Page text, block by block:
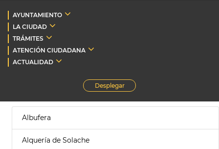
AYUNTAMIENTO
LA CIUDAD
TRÁMITES
ATENCIÓN CIUDADANA
ACTUALIDAD
Desplegar
Albufera
Alquería de Solache